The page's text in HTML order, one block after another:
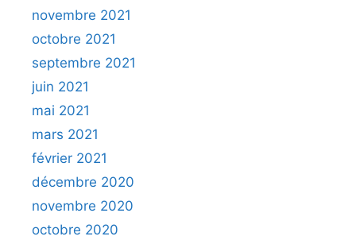
novembre 2021
octobre 2021
septembre 2021
juin 2021
mai 2021
mars 2021
février 2021
décembre 2020
novembre 2020
octobre 2020